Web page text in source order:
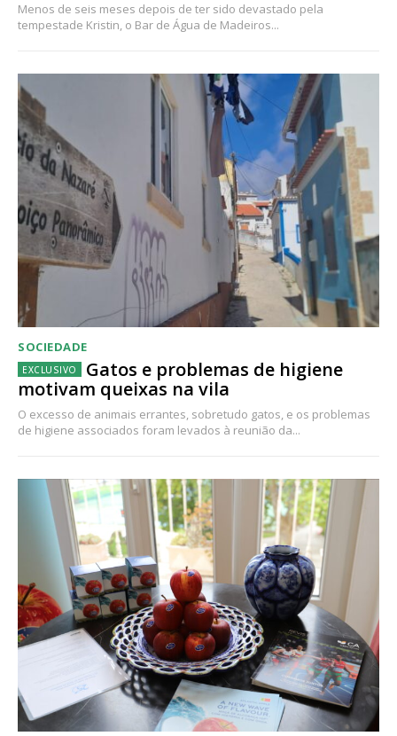
Menos de seis meses depois de ter sido devastado pela
tempestade Kristin, o Bar de Água de Madeiros...
SOCIEDADE
Gatos e problemas de higiene
motivam queixas na vila
O excesso de animais errantes, sobretudo gatos, e os problemas
de higiene associados foram levados à reunião da...